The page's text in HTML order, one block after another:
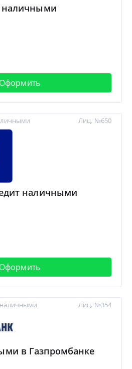
наличными
Оформить
наличными
Оформить
Лиц. №650
в Газпромбанке
Лиц. №354